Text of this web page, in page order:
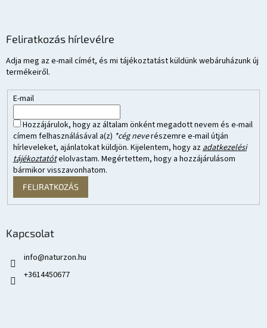
Feliratkozás hírlevélre
Adja meg az e-mail címét, és mi tájékoztatást küldünk webáruházunk új
termékeiről.
E-mail
Hozzájárulok, hogy az általam önként megadott nevem és e-mail
címem felhasználásával a(z) *cég neverészemre e-mail útján
hírleveleket, ajánlatokat küldjön. Kijelentem, hogy azadatkezelési
tájékoztatótelolvastam. Megértettem, hogy a hozzájárulásom
bármikor visszavonhatom.
FELIRATKOZÁS
Kapcsolat
info@naturzon.hu
+3614450677